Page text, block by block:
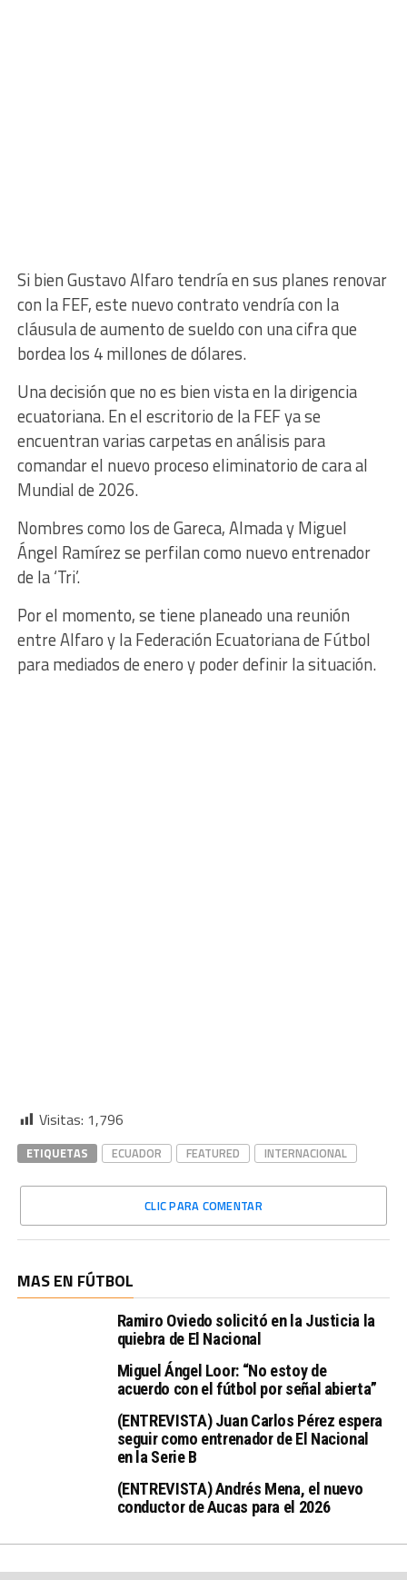
Si bien Gustavo Alfaro tendría en sus planes renovar
con la FEF, este nuevo contrato vendría con la
cláusula de aumento de sueldo con una cifra que
bordea los 4 millones de dólares.
Una decisión que no es bien vista en la dirigencia
ecuatoriana. En el escritorio de la FEF ya se
encuentran varias carpetas en análisis para
comandar el nuevo proceso eliminatorio de cara al
Mundial de 2026.
Nombres como los de Gareca, Almada y Miguel
Ángel Ramírez se perfilan como nuevo entrenador
de la ‘Tri’.
Por el momento, se tiene planeado una reunión
entre Alfaro y la Federación Ecuatoriana de Fútbol
para mediados de enero y poder definir la situación.
Visitas: 1,796
ETIQUETAS ECUADOR FEATURED INTERNACIONAL
CLIC PARA COMENTAR
MAS EN FÚTBOL
Ramiro Oviedo solicitó en la Justicia la
quiebra de El Nacional
Miguel Ángel Loor: “No estoy de
acuerdo con el fútbol por señal abierta”
(ENTREVISTA) Juan Carlos Pérez espera
seguir como entrenador de El Nacional
en la Serie B
(ENTREVISTA) Andrés Mena, el nuevo
conductor de Aucas para el 2026